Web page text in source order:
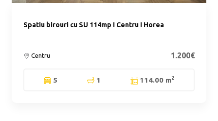
Spatiu birouri cu SU 114mp I Centru I Horea
Centru 1.200€
5 1 114.00 m2